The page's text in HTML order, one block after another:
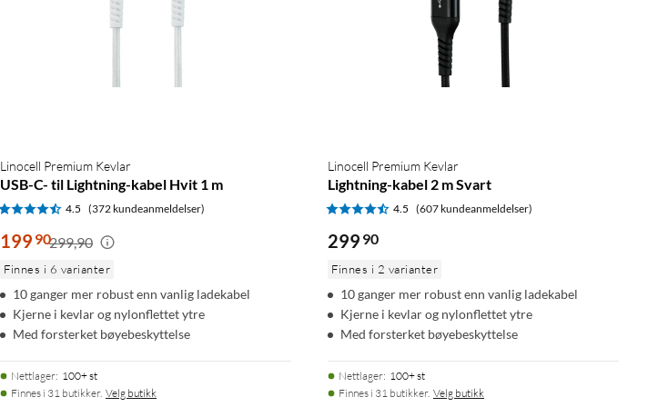
Linocell Premium Kevlar
USB-C- til Lightning-kabel Hvit 1 m
4.5 (372 kundeanmeldelser)
199 90299,90
Finnes i 6 varianter
10 ganger mer robust enn vanlig ladekabel
Kjerne i kevlar og nylonflettet ytre
Med forsterket bøyebeskyttelse
Nettlager: 100+ st
Finnes i 31 butikker. Velg butikk
Linocell Premium Kevlar
Lightning-kabel 2 m Svart
4.5 (607 kundeanmeldelser)
299 90
Finnes i 2 varianter
10 ganger mer robust enn vanlig ladekabel
Kjerne i kevlar og nylonflettet ytre
Med forsterket bøyebeskyttelse
Nettlager: 100+ st
Finnes i 31 butikker. Velg butikk